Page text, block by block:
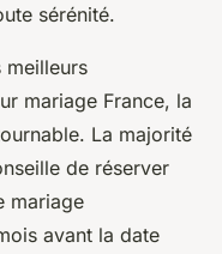
sérénité.
meilleurs
mariage France, la
La majorité
de réserver
mariage
avant la date